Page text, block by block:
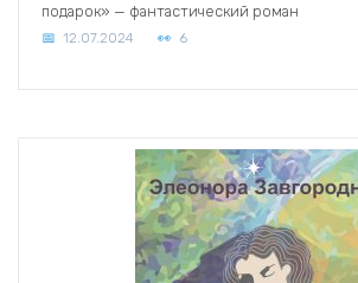
подарок» — фантастический роман
12.07.2024 6